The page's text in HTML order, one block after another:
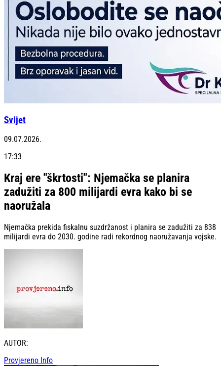
Svijet
09.07.2026.
17:33
Kraj ere "škrtosti": Njemačka se planira
zadužiti za 800 milijardi evra kako bi se
naoružala
Njemačka prekida fiskalnu suzdržanost i planira se zadužiti za 838
milijardi evra do 2030. godine radi rekordnog naoružavanja vojske.
AUTOR:
Provjereno Info